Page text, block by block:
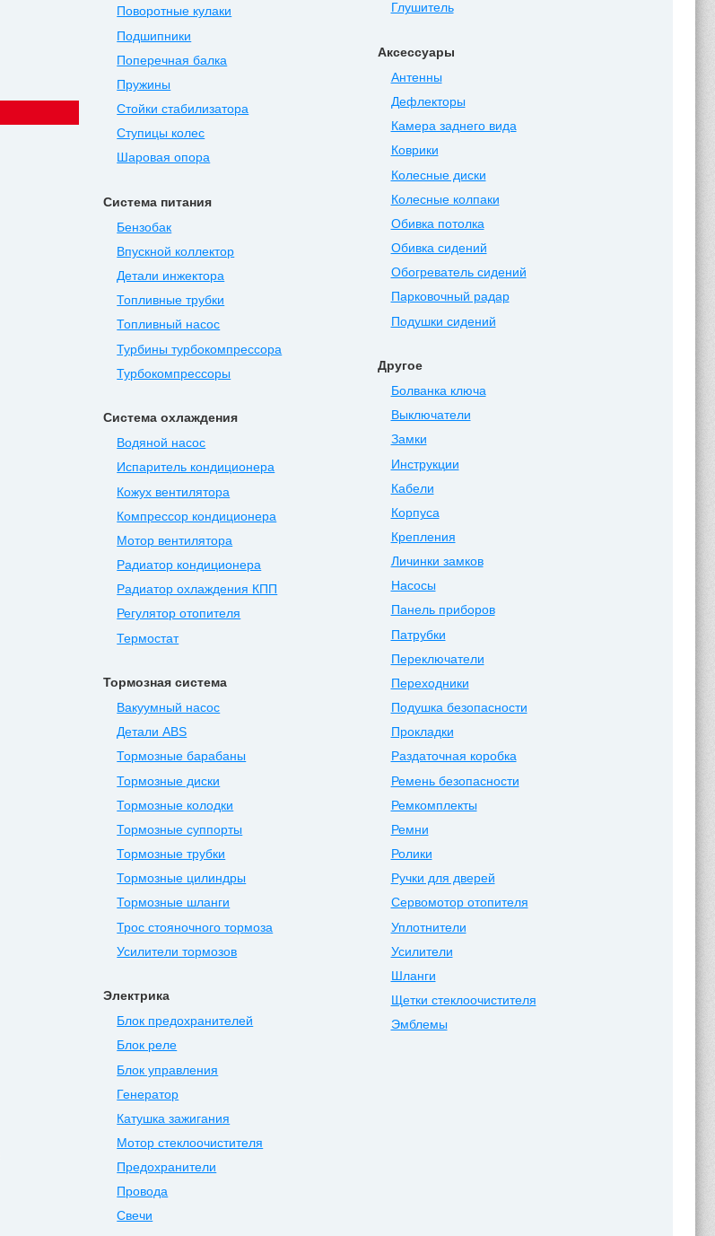
Поворотные кулаки
Подшипники
Поперечная балка
Пружины
Стойки стабилизатора
Ступицы колес
Шаровая опора
Система питания
Бензобак
Впускной коллектор
Детали инжектора
Топливные трубки
Топливный насос
Турбины турбокомпрессора
Турбокомпрессоры
Система охлаждения
Водяной насос
Испаритель кондиционера
Кожух вентилятора
Компрессор кондиционера
Мотор вентилятора
Радиатор кондиционера
Радиатор охлаждения КПП
Регулятор отопителя
Термостат
Тормозная система
Вакуумный насос
Детали ABS
Тормозные барабаны
Тормозные диски
Тормозные колодки
Тормозные суппорты
Тормозные трубки
Тормозные цилиндры
Тормозные шланги
Трос стояночного тормоза
Усилители тормозов
Электрика
Блок предохранителей
Блок реле
Блок управления
Генератор
Катушка зажигания
Мотор стеклоочистителя
Предохранители
Провода
Свечи
Глушитель
Аксессуары
Антенны
Дефлекторы
Камера заднего вида
Коврики
Колесные диски
Колесные колпаки
Обивка потолка
Обивка сидений
Обогреватель сидений
Парковочный радар
Подушки сидений
Другое
Болванка ключа
Выключатели
Замки
Инструкции
Кабели
Корпуса
Крепления
Личинки замков
Насосы
Панель приборов
Патрубки
Переключатели
Переходники
Подушка безопасности
Прокладки
Раздаточная коробка
Ремень безопасности
Ремкомплекты
Ремни
Ролики
Ручки для дверей
Сервомотор отопителя
Уплотнители
Усилители
Шланги
Щетки стеклоочистителя
Эмблемы